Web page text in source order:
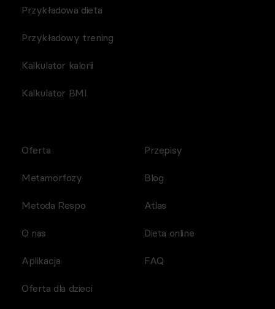
Przykładowa dieta
Przykładowy trening
Kalkulator kalorii
Kalkulator BMI
Oferta
Metamorfozy
Metoda Respo
O nas
Aplikacja
Przepisy
Blog
Atlas
Dieta online
FAQ
Oferta dla dzieci